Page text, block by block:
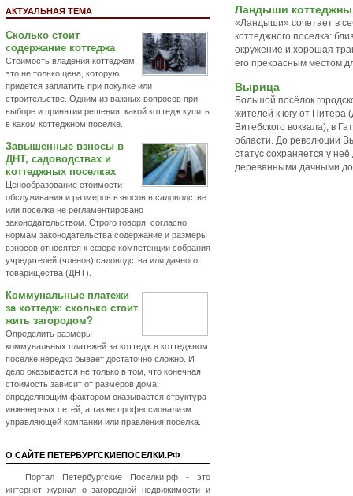
Ландыши
«Ландыши» сочетает в
коттеджного поселка:
окружение и хорошая
его прекрасным местом
Вырица
Большой посёлок
жителей к югу от Питера
Витебского вокзала), в
области. До революции
статус сохраняется у
деревянными дачными
АКТУАЛЬНАЯ ТЕМА
Сколько стоит
содержание коттеджа
Стоимость владения коттеджем,
это не только цена, которую
придется заплатить при покупке или
строительстве. Одним из важных вопросов при
выборе и принятии решения, какой коттедж купить
в каком коттеджном поселке.
Завышенные взносы в
ДНТ, садоводствах и
коттеджных поселках
Ценообразование стоимости
обслуживания и размеров взносов в садоводстве
или поселке не регламентировано
законодательством. Строго говоря, согласно
нормам законодательства содержание и размеры
взносов относятся к сфере компетенции собрания
учредителей (членов) садоводства или дачного
товарищества (ДНТ).
Коммунальные платежи
за коттедж: сколько стоит
жить загородом?
Определить размеры
коммунальных платежей за коттедж в коттеджном
поселке нередко бывает достаточно сложно. И
дело оказывается не только в том, что конечная
стоимость зависит от размеров дома:
определяющим фактором оказывается структура
инженерных сетей, а также профессионализм
управляющей компании или правления поселка.
О САЙТЕ ПЕТЕРБУРГСКИЕПОСЕЛКИ.РФ
Портал Петербургские Поселки.рф - это
интернет журнал о загородной недвижимости и